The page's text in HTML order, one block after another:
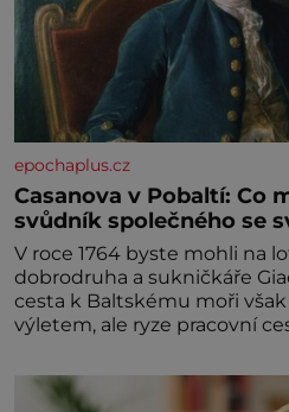
epochaplus.cz
Casanova v Pobaltí: Co
svůdník společného se
V roce 1764 byste mohli na
dobrodruha a sukničkáře
cesta k Baltskému moři
výletem, ale ryze pracovní
procházel uličkami lotyšské
kontaktoval tamní